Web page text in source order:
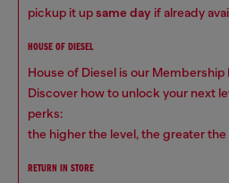
pickup it upsame day if already
HOUSE OF DIESEL
House of Diesel is our Membership
Discover how to unlock your next
perks:
the higher the level, the greater
RETURN IN STORE